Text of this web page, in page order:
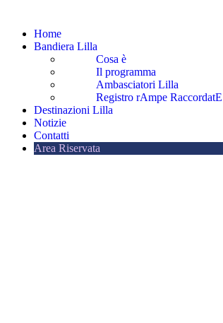
Home
Bandiera Lilla
Cosa è
Il programma
Ambasciatori Lilla
Registro rAmpe RaccordatE
Destinazioni Lilla
Notizie
Contatti
Area Riservata